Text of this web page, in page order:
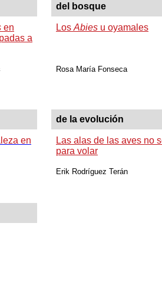
del bosque
en
a
Los Abies u oyamales
Rosa María Fonseca
de la evolución
en
Las alas de las aves no
para volar
Erik Rodríguez Terán